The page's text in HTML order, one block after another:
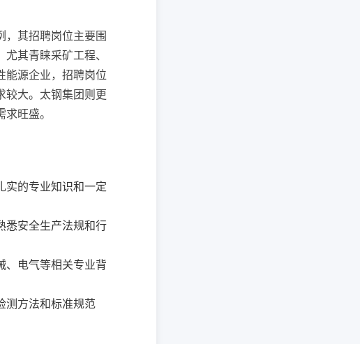
，其招聘岗位主要围
其青睐采矿工程、
能源企业，招聘岗位
较大。太钢集团则更
旺盛。
实的专业知识和一定
悉安全生产法规和行
、电气等相关专业背
测方法和标准规范